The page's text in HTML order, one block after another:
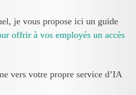
je vous propose ici un guide
offrir à vos employés un accès
vers votre propre service d’IA